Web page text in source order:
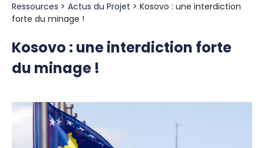
Ressources > Actus du Projet > Kosovo : une interdiction
forte du minage !
Kosovo : une interdiction forte
du minage !